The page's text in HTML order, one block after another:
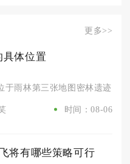
更多>>
具体位置
于雨林第三张地图密林遗迹，
时间：08-06
将有哪些策略可行